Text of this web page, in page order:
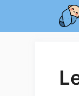
contenu